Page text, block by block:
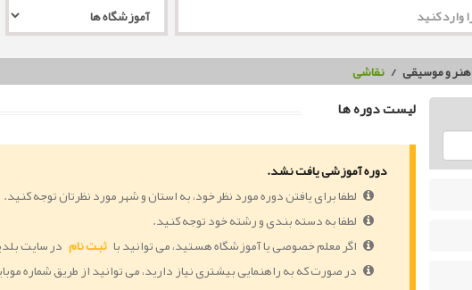
هنر و موسیقی نقاشی
لیست دوره ها
دوره آموزشی یافت نشد.
لطفا برای یافتن دوره مورد نظر خود، به استان و شهر مورد نظرتان توجه کنید.
لطفا به دسته بندی و رشته خود توجه کنید.
اگر معلم خصوصی یا آموزشگاه هستید، می توانید با ثبت نام در سایت
در صورت که به راهنمایی بیشتری نیاز دارید، می توانید از طریق شماره موبایل 09364005055 با ما در ارتباط